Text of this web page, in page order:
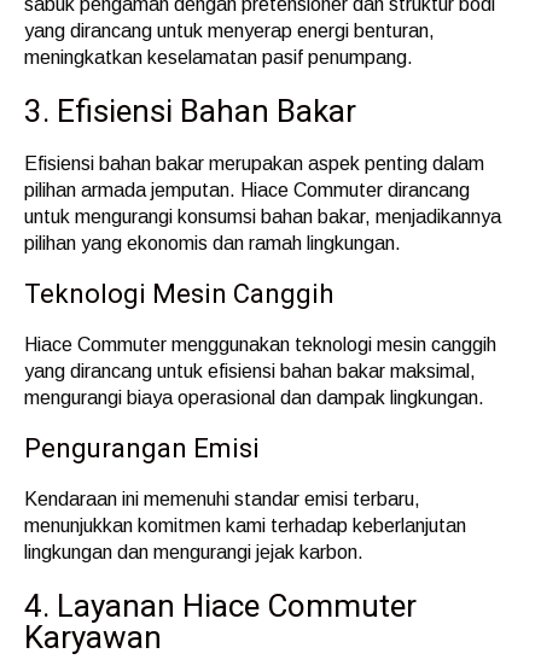
sabuk pengaman dengan pretensioner dan struktur bodi
yang dirancang untuk menyerap energi benturan,
meningkatkan keselamatan pasif penumpang.
3. Efisiensi Bahan Bakar
Efisiensi bahan bakar merupakan aspek penting dalam
pilihan armada jemputan. Hiace Commuter dirancang
untuk mengurangi konsumsi bahan bakar, menjadikannya
pilihan yang ekonomis dan ramah lingkungan.
Teknologi Mesin Canggih
Hiace Commuter menggunakan teknologi mesin canggih
yang dirancang untuk efisiensi bahan bakar maksimal,
mengurangi biaya operasional dan dampak lingkungan.
Pengurangan Emisi
Kendaraan ini memenuhi standar emisi terbaru,
menunjukkan komitmen kami terhadap keberlanjutan
lingkungan dan mengurangi jejak karbon.
4. Layanan Hiace Commuter
Karyawan